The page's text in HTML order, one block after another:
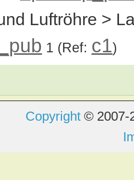
Luftröhre >
1 (Ref: c1)
Copyright © 2007-